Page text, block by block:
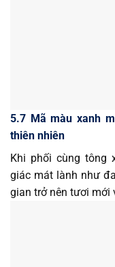
5.7 Mã màu xanh
thiên nhiên
Khi phối cùng tông
giác mát lành như
gian trở nên tươi mới